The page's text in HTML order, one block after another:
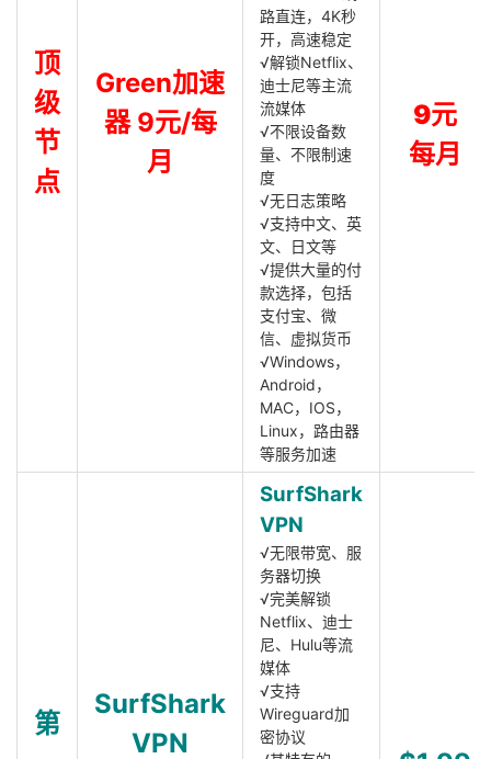
顶
级
节
点
Green加速
器 9元/每
月
路直连，4K秒
开，高速稳定
√解锁Netflix、
迪士尼等主流
流媒体
√不限设备数
量、不限制速
度
√无日志策略
√支持中文、英
文、日文等
√提供大量的付
款选择，包括
支付宝、微
信、虚拟货币
√Windows，
Android，
MAC，IOS，
Linux，路由器
等服务加速
9元
每月
第
SurfShark
VPN
SurfShark
VPN
√无限带宽、服
务器切换
√完美解锁
Netflix、迪士
尼、Hulu等流
媒体
√支持
Wireguard加
密协议